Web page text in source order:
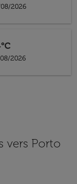
2026
2026
vers Porto